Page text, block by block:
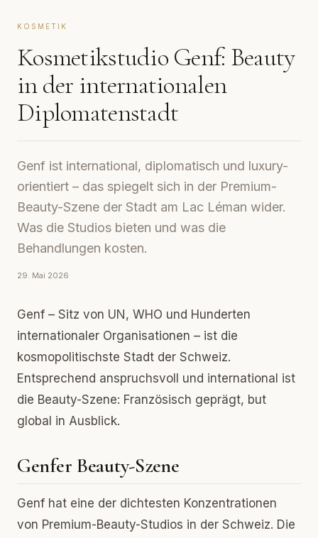
KOSMETIK
Kosmetikstudio Genf: Beauty
in der internationalen
Diplomatenstadt
Genf ist international, diplomatisch und luxury-
orientiert – das spiegelt sich in der Premium-
Beauty-Szene der Stadt am Lac Léman wider.
Was die Studios bieten und was die
Behandlungen kosten.
29. Mai 2026
Genf – Sitz von UN, WHO und Hunderten
internationaler Organisationen – ist die
kosmopolitischste Stadt der Schweiz.
Entsprechend anspruchsvoll und international ist
die Beauty-Szene: Französisch geprägt, but
global in Ausblick.
Genfer Beauty-Szene
Genf hat eine der dichtesten Konzentrationen
von Premium-Beauty-Studios in der Schweiz. Die